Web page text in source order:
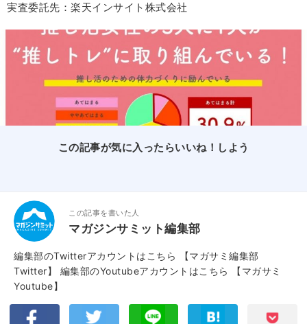
実査委託先：楽天インサイト株式会社
この記事が気に入ったらいいね！しよう
この記事を書いた人
マガジンサミット編集部
編集部のTwitterアカウントはこちら
【マガサミ編集部
Twitter】
編集部のYoutubeアカウントはこちら
【マガサミ
Youtube】